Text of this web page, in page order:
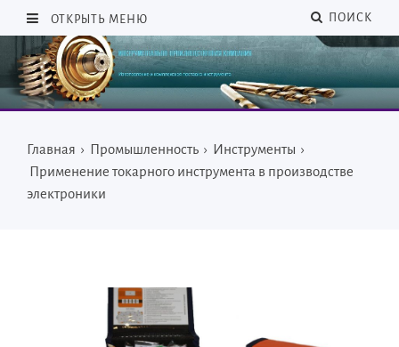
ОТКРЫТЬ МЕНЮ ПОИСК
Главная › Промышленность › Инструменты ›
Применение токарного инструмента в производстве
электроники